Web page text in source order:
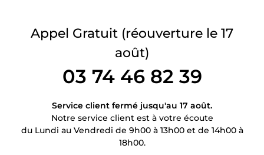
Appel Gratuit (réouverture le 17
août)
03 74 46 82 39
Service client fermé jusqu'au 17 août.
Notre service client est à votre écoute
du Lundi au Vendredi de 9h00 à 13h00 et de 14h00 à
18h00.